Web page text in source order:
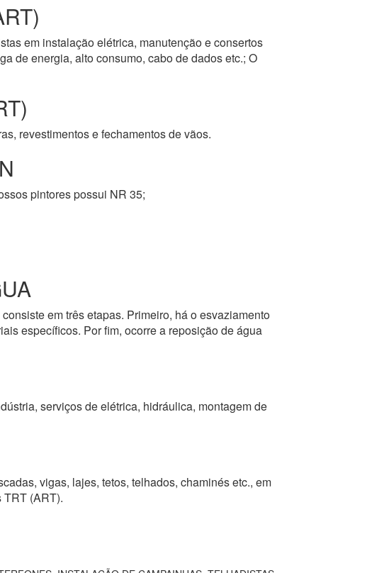
em instalação elétrica, manutenção e consertos
de energia, alto consumo, cabo de dados etc.; O
revestimentos e fechamentos de vãos.
pintores possui NR 35;
em três etapas. Primeiro, há o esvaziamento
específicos. Por fim, ocorre a reposição de água
serviços de elétrica, hidráulica, montagem de
vigas, lajes, tetos, telhados, chaminés etc., em
TRT (ART).